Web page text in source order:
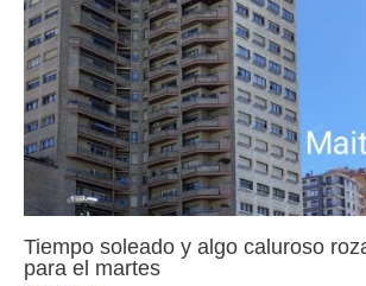
Tiempo soleado y algo caluroso
para el martes